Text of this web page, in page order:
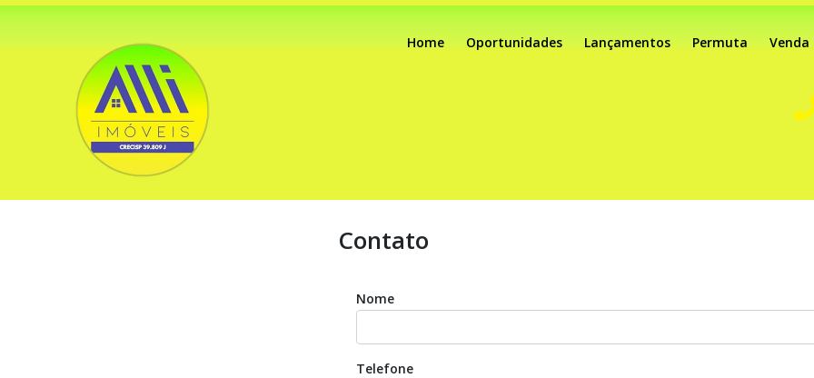
Home Oportunidades Lançamentos Permuta Venda
Contato
Nome
Telefone